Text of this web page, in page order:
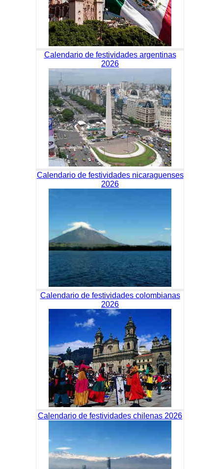
Calendario de festividades argentinas
2026
Calendario de festividades nicaraguenses
2026
Calendario de festividades colombianas
2026
Calendario de festividades chilenas 2026